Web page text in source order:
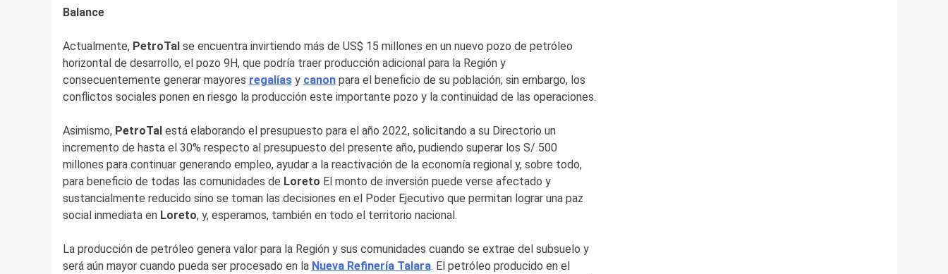
Balance
Actualmente, PetroTal se encuentra invirtiendo más de US$ 15 millones en un nuevo pozo de petróleo
horizontal de desarrollo, el pozo 9H, que podría traer producción adicional para la Región y
consecuentemente generar mayores regalíasy canonpara el beneficio de su población; sin embargo, los
conflictos sociales ponen en riesgo la producción este importante pozo y la continuidad de las operaciones.
Asimismo, PetroTal está elaborando el presupuesto para el año 2022, solicitando a su Directorio un
incremento de hasta el 30% respecto al presupuesto del presente año, pudiendo superar los S/ 500
millones para continuar generando empleo, ayudar a la reactivación de la economía regional y, sobre todo,
para beneficio de todas las comunidades de Loreto El monto de inversión puede verse afectado y
sustancialmente reducido sino se toman las decisiones en el Poder Ejecutivo que permitan lograr una paz
social inmediata en Loreto, y, esperamos, también en todo el territorio nacional.
La producción de petróleo genera valor para la Región y sus comunidades cuando se extrae del subsuelo y
será aún mayor cuando pueda ser procesado en la Nueva Refinería Talara. El petróleo producido en el